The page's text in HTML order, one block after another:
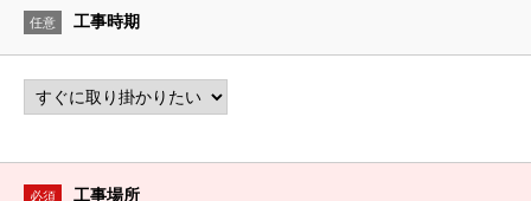
任意 工事時期
必須 工事場所